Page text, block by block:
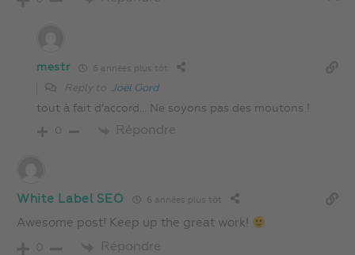
mestr 6 années plus tôt
Reply to Joël Gord
tout à fait d’accord… Ne soyons pas des moutons !
0 Répondre
White Label SEO 6 années plus tôt
Awesome post! Keep up the great work!
0 Répondre